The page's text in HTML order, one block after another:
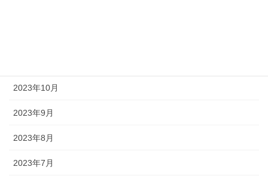
2023年10月
2023年9月
2023年8月
2023年7月